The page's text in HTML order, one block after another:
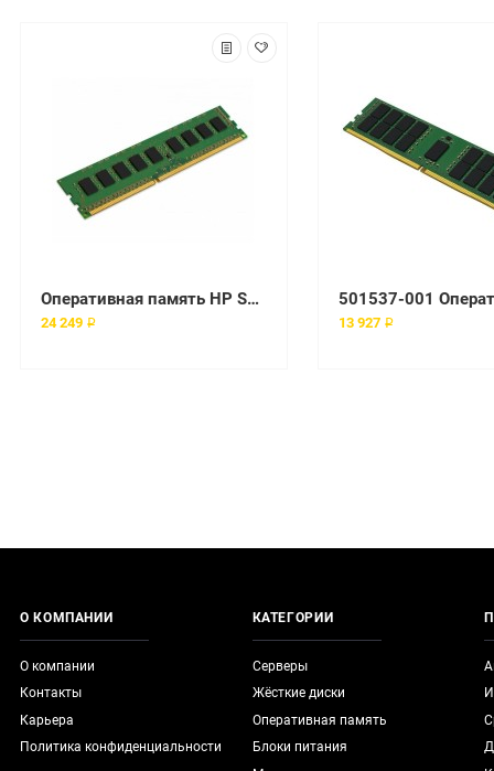
Оперативная память HP SPS-MEM SDRAM,1GB,256Mb,CL2 [115945-042]
24 249 ₽ 13 927 ₽
О КОМПАНИИ
О компании
Контакты
Карьера
Политика конфиденциальности
КАТЕГОРИИ
Серверы
Жёсткие диски
Оперативная память
Блоки питания